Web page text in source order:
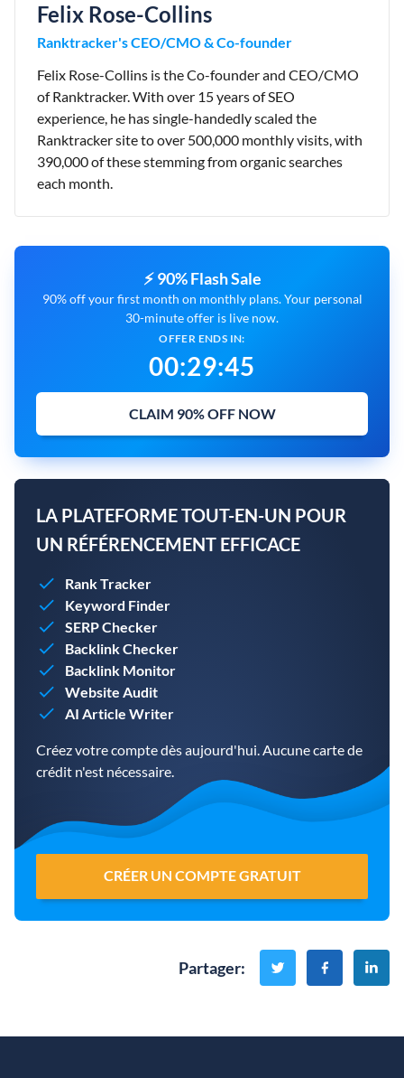
Felix Rose-Collins
Ranktracker's CEO/CMO & Co-founder
Felix Rose-Collins is the Co-founder and CEO/CMO
of Ranktracker. With over 15 years of SEO
experience, he has single-handedly scaled the
Ranktracker site to over 500,000 monthly visits, with
390,000 of these stemming from organic searches
each month.
⚡ 90% Flash Sale
90% off your first month on monthly plans. Your personal
30-minute offer is live now.
OFFER ENDS IN:
00:29:43
CLAIM 90% OFF NOW
LA PLATEFORME TOUT-EN-UN POUR
UN RÉFÉRENCEMENT EFFICACE
Rank Tracker
Keyword Finder
SERP Checker
Backlink Checker
Backlink Monitor
Website Audit
AI Article Writer
Créez votre compte dès aujourd'hui. Aucune carte de
crédit n'est nécessaire.
CRÉER UN COMPTE GRATUIT
Partager: